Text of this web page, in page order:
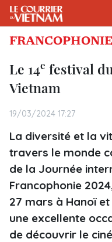
FRANCOPHONIE
Le 14e festival
Vietnam
19/03/2024 17:27
La diversité et la
travers le monde
de la Journée
Francophonie
27 mars à Hanoï et
une excellente
de découvrir le